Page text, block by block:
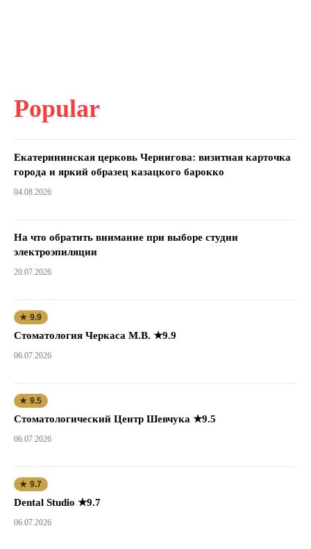
Popular
Екатерининская церковь Чернигова: визитная карточка
города и яркий образец казацкого барокко
04.08.2026
На что обратить внимание при выборе студии
электроэпиляции
20.07.2026
★ 9.9
Стоматология Черкаса М.В. ★9.9
06.07.2026
★ 9.5
Стоматологический Центр Шевчука ★9.5
06.07.2026
★ 9.7
Dental Studio ★9.7
06.07.2026